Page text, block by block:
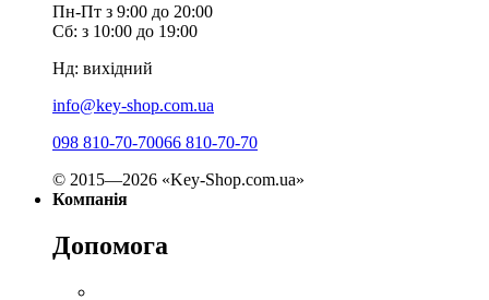
Пн-Пт з 9:00 до 20:00
Сб: з 10:00 до 19:00
Нд: вихідний
info@key-shop.com.ua
098 810-70-70066 810-70-70
© 2015—2026 «Key-Shop.com.ua»
Компанія
Допомога